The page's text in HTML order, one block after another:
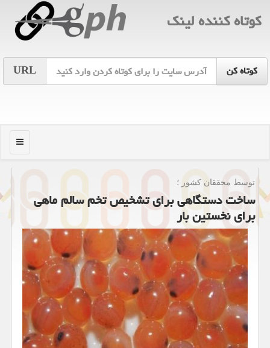
كوتاه كننده لینك
URL
منو
توسط محققان كشور ؛
ساخت دستگاهی برای تشخیص تخم سالم ماهی
برای نخستین بار